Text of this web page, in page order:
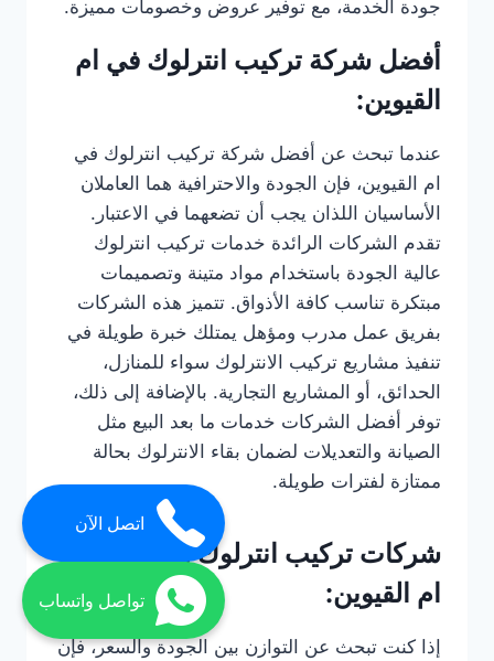
جودة الخدمة، مع توفير عروض وخصومات مميزة.
أفضل شركة تركيب انترلوك في ام
القيوين:
عندما تبحث عن أفضل شركة تركيب انترلوك في
ام القيوين، فإن الجودة والاحترافية هما العاملان
الأساسيان اللذان يجب أن تضعهما في الاعتبار.
تقدم الشركات الرائدة خدمات تركيب انترلوك
عالية الجودة باستخدام مواد متينة وتصميمات
مبتكرة تناسب كافة الأذواق. تتميز هذه الشركات
بفريق عمل مدرب ومؤهل يمتلك خبرة طويلة في
تنفيذ مشاريع تركيب الانترلوك سواء للمنازل،
الحدائق، أو المشاريع التجارية. بالإضافة إلى ذلك،
توفر أفضل الشركات خدمات ما بعد البيع مثل
الصيانة والتعديلات لضمان بقاء الانترلوك بحالة
ممتازة لفترات طويلة.
شركات تركيب انترلوك رخيصة في
ام القيوين:
إذا كنت تبحث عن التوازن بين الجودة والسعر، فإن
اتصل الآن
تواصل واتساب